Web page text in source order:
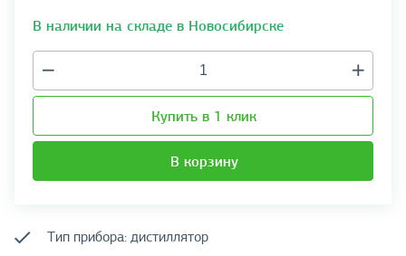
В наличии на складе в Новосибирске
Купить в 1 клик
В корзину
Тип прибора: дистиллятор